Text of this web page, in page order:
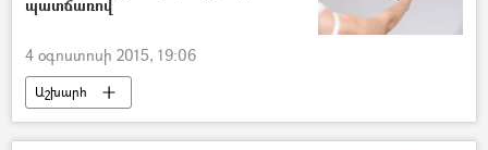
պատճառով
4 օգոստոսի 2015, 19:06
Աշխարհ